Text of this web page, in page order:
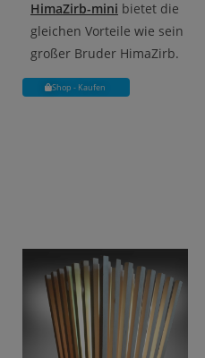
HimaZirb-mini bietet die
gleichen Vorteile wie sein
großer Bruder HimaZirb.
Shop - Kaufen